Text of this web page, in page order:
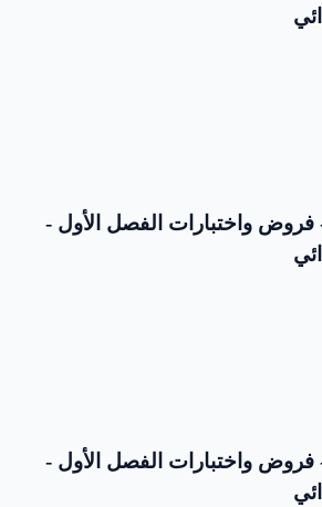
رقم 145 - فروض واختبارات الفصل الأول -
رقم 144 - فروض واختبارات الفصل الأول -